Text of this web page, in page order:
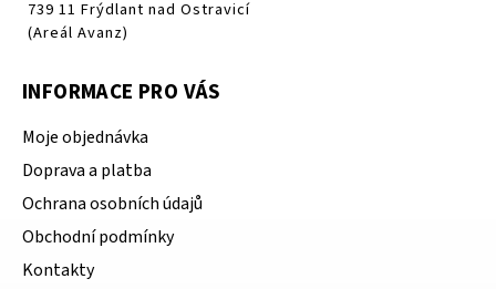
739 11 Frýdlant nad Ostravicí
(Areál Avanz)
INFORMACE PRO VÁS
Moje objednávka
Doprava a platba
Ochrana osobních údajů
Obchodní podmínky
Kontakty